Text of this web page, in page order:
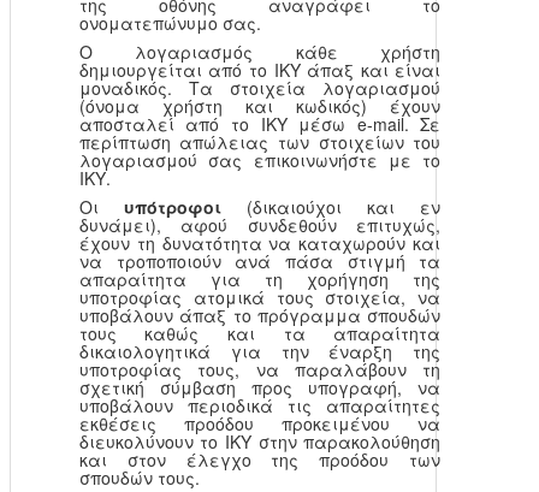
της οθόνης αναγράφει το
ονοματεπώνυμο σας.
Ο λογαριασμός κάθε χρήστη
δημιουργείται από το ΙΚΥ άπαξ και είναι
μοναδικός. Τα στοιχεία λογαριασμού
(όνομα χρήστη και κωδικός) έχουν
αποσταλεί από το ΙΚΥ μέσω e-mail. Σε
περίπτωση απώλειας των στοιχείων του
λογαριασμού σας επικοινωνήστε με το
ΙΚΥ.
Οι υπότροφοι(δικαιούχοι και εν
δυνάμει), αφού συνδεθούν επιτυχώς,
έχουν τη δυνατότητα να καταχωρούν και
να τροποποιούν ανά πάσα στιγμή τα
απαραίτητα για τη χορήγηση της
υποτροφίας ατομικά τους στοιχεία, να
υποβάλουν άπαξ το πρόγραμμα σπουδών
τους καθώς και τα απαραίτητα
δικαιολογητικά για την έναρξη της
υποτροφίας τους, να παραλάβουν τη
σχετική σύμβαση προς υπογραφή, να
υποβάλουν περιοδικά τις απαραίτητες
εκθέσεις προόδου προκειμένου να
διευκολύνουν το ΙΚΥ στην παρακολούθηση
και στον έλεγχο της προόδου των
σπουδών τους.